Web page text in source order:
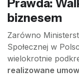
Prawda:
biznesem
Zarówno
Społecznej w
wielokrotnie
realizowane